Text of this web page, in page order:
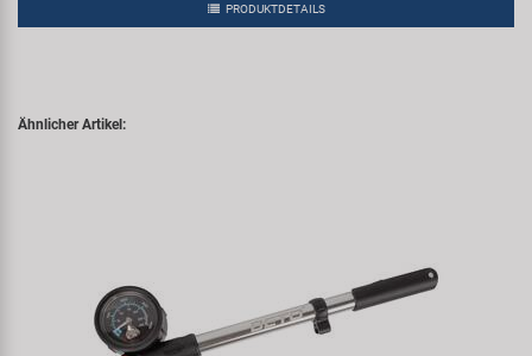
PRODUKTDETAILS
Ähnlicher Artikel: